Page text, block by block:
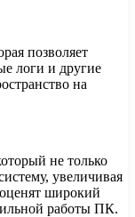
позволяет
логи и другие
на
не только
увеличивая
широкий
работы ПК.